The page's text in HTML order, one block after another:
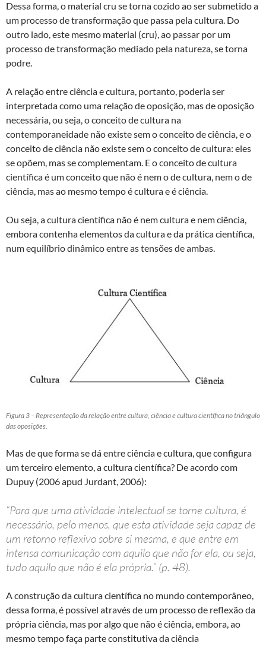
Dessa forma, o material cru se torna cozido ao ser submetido a
um processo de transformação que passa pela cultura. Do
outro lado, este mesmo material (cru), ao passar por um
processo de transformação mediado pela natureza, se torna
podre.
A relação entre ciência e cultura, portanto, poderia ser
interpretada como uma relação de oposição, mas de oposição
necessária, ou seja, o conceito de cultura na
contemporaneidade não existe sem o conceito de ciência, e o
conceito de ciência não existe sem o conceito de cultura: eles
se opõem, mas se complementam. E o conceito de cultura
científica é um conceito que não é nem o de cultura, nem o de
ciência, mas ao mesmo tempo é cultura e é ciência.
Ou seja, a cultura científica não é nem cultura e nem ciência,
embora contenha elementos da cultura e da prática científica,
num equilíbrio dinâmico entre as tensões de ambas.
Figura 3 – Representação da relação entre cultura, ciência e cultura científica no triângulo
das oposições.
Mas de que forma se dá entre ciência e cultura, que configura
um terceiro elemento, a cultura científica? De acordo com
Dupuy (2006 apud Jurdant, 2006):
“Para que uma atividade intelectual se torne cultura, é
necessário, pelo menos, que esta atividade seja capaz de
um retorno reflexivo sobre si mesma, e que entre em
intensa comunicação com aquilo que não for ela, ou seja,
tudo aquilo que não é ela própria.” (p. 48).
A construção da cultura científica no mundo contemporâneo,
dessa forma, é possível através de um processo de reflexão da
própria ciência, mas por algo que não é ciência, embora, ao
mesmo tempo faça parte constitutiva da ciência